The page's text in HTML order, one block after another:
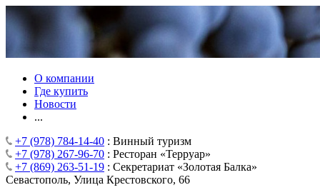
О компании
Где купить
Новости
...
+7 (978) 784-14-40 : Винный туризм
+7 (978) 267-96-70 : Ресторан «Терруар»
+7 (869) 263-51-19 : Секретариат «Золотая Балка»
Севастополь, Улица Крестовского, 66